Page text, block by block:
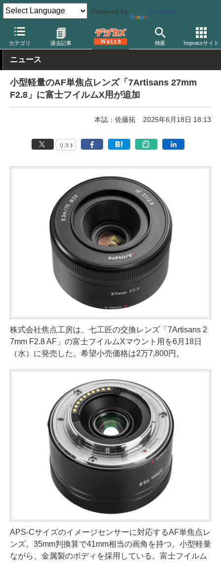
Powered by Translate
カテゴリ 過去記事 検索 Impressサイト
デジカメ Watch レンズ 交換レンズ
ニュース
小型軽量のAF単焦点レンズ「7Artisans 27mm
F2.8」に富士フイルムX用が追加
本誌：佐藤拓 2025年6月18日 18:13
リスト
株式会社焦点工房は、七工匠の交換レンズ「7Artisans 2
7mm F2.8 AF」の富士フイルムXマウント用を6月18日
（水）に発売した。希望小売価格は2万7,800円。
APS-Cサイズのイメージセンサーに対応するAF単焦点レ
ンズ。35mm判換算で41mm相当の画角を持つ。小型軽量
ながら、金属製のボディを採用している。富士フイルム